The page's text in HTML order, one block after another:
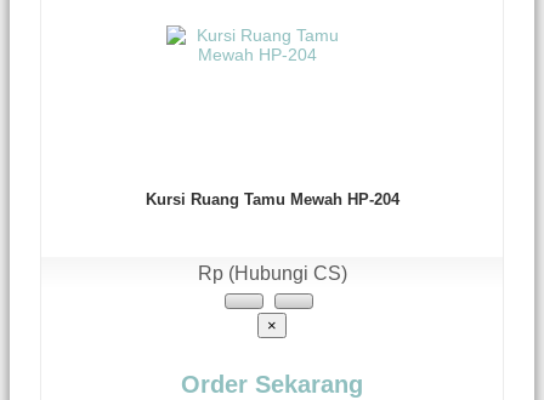
Kursi Ruang Tamu Mewah HP-204
Rp (Hubungi CS)
×
Order Sekarang